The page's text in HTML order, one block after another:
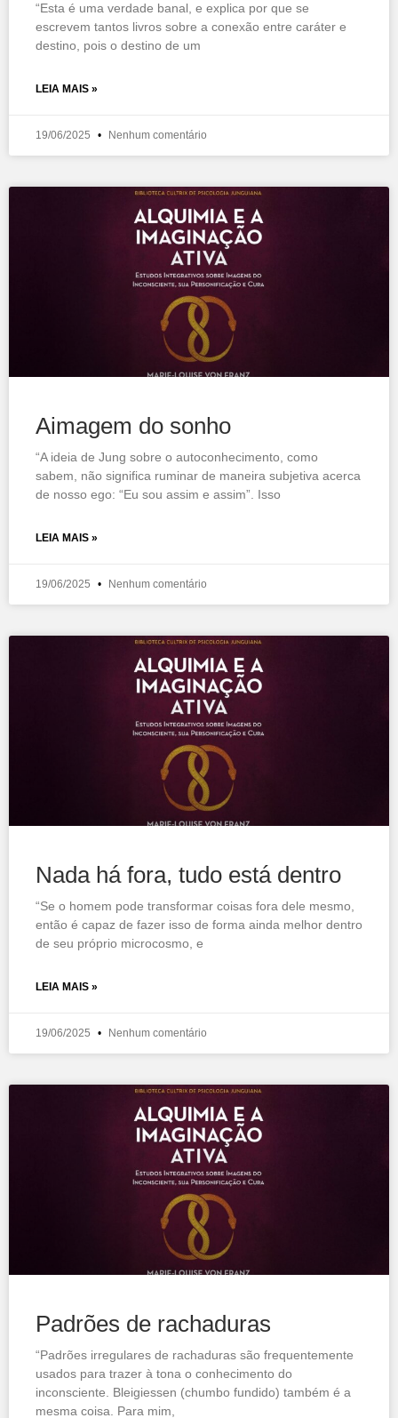
“Esta é uma verdade banal, e explica por que se
escrevem tantos livros sobre a conexão entre caráter e
destino, pois o destino de um
LEIA MAIS »
19/06/2025 Nenhum comentário
Aimagem do sonho
“A ideia de Jung sobre o autoconhecimento, como
sabem, não significa ruminar de maneira subjetiva acerca
de nosso ego: “Eu sou assim e assim”. Isso
LEIA MAIS »
19/06/2025 Nenhum comentário
Nada há fora, tudo está dentro
“Se o homem pode transformar coisas fora dele mesmo,
então é capaz de fazer isso de forma ainda melhor dentro
de seu próprio microcosmo, e
LEIA MAIS »
19/06/2025 Nenhum comentário
Padrões de rachaduras
“Padrões irregulares de rachaduras são frequentemente
usados para trazer à tona o conhecimento do
inconsciente. Bleigiessen (chumbo fundido) também é a
mesma coisa. Para mim,